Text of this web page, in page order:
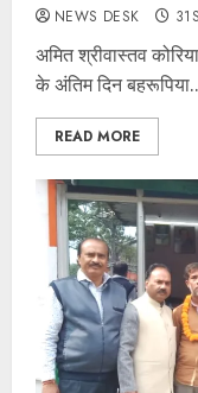
NEWS DESK
अमित श्रीवास्तव
के अंतिम दिन
READ MORE